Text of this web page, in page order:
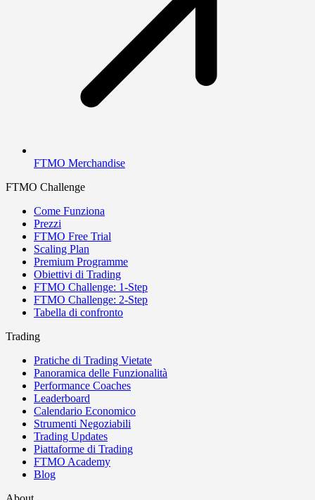
FTMO Merchandise
FTMO Challenge
Come Funziona
Prezzi
FTMO Free Trial
Scaling Plan
Premium Programme
Obiettivi di Trading
FTMO Challenge: 1-Step
FTMO Challenge: 2-Step
Tabella di confronto
Trading
Pratiche di Trading Vietate
Panoramica delle Funzionalità
Performance Coaches
Leaderboard
Calendario Economico
Strumenti Negoziabili
Trading Updates
Piattaforme di Trading
FTMO Academy
Blog